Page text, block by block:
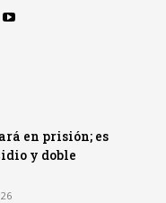
en prisión; es
y doble